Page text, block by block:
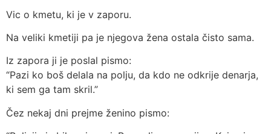
Vic o kmetu, ki je v zaporu.
Na veliki kmetiji pa je njegova žena ostala čisto sama.
Iz zapora ji je poslal pismo:
“Pazi ko boš delala na polju, da kdo ne odkrije denarja,
ki sem ga tam skril.”
Čez nekaj dni prejme ženino pismo: